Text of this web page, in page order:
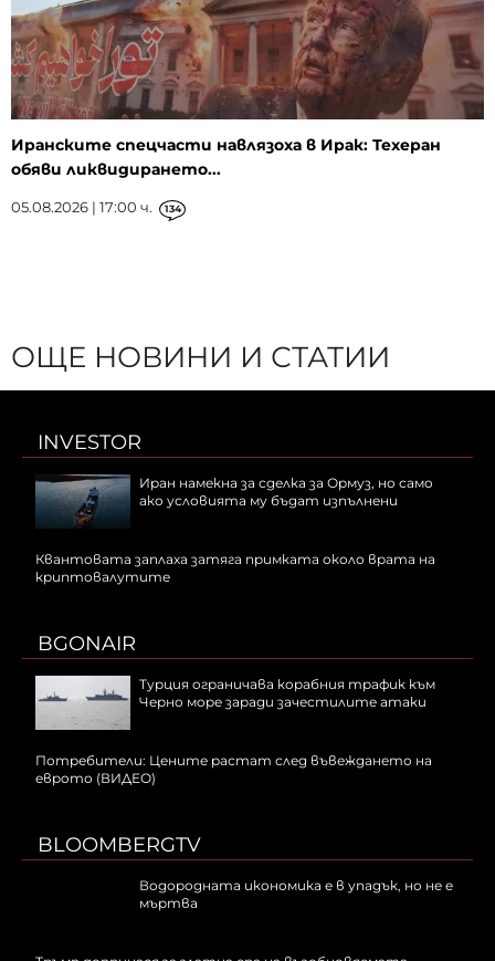
Иранските спецчасти навлязоха в Ирак: Техеран
обяви ликвидирането...
05.08.2026 | 17:00 ч. 134
ОЩЕ НОВИНИ И СТАТИИ
INVESTOR
Иран намекна за сделка за Ормуз, но само
ако условията му бъдат изпълнени
Квантовата заплаха затяга примката около врата на
криптовалутите
BGONAIR
Турция ограничава корабния трафик към
Черно море заради зачестилите атаки
Потребители: Цените растат след въвеждането на
еврото (ВИДЕО)
BLOOMBERGTV
Водородната икономика е в упадък, но не е
мъртва